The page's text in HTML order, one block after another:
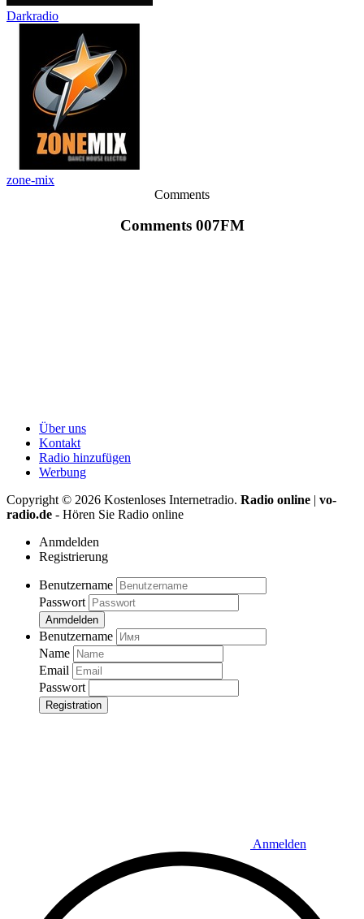
Darkradio
zone-mix
Comments
Comments 007FM
Über uns
Kontakt
Radio hinzufügen
Werbung
Copyright © 2026 Kostenloses Internetradio. Radio online | vo-
radio.de - Hören Sie Radio online
Anmdelden
Registrierung
Benutzername
Passwort
Anmdelden
Benutzername
Name
Email
Passwort
Registration
Anmelden